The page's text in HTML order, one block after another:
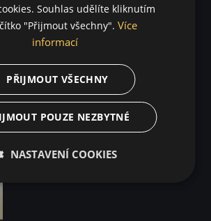
Souhlas udělíte kliknutím
"Přijmout všechny". Více
informací
PŘIJMOUT VŠECHNY
POUZE NEZBYTNÉ
NASTAVENÍ COOKIES